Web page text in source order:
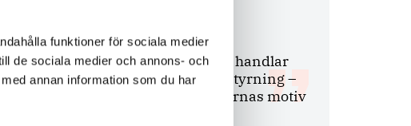
funktioner för sociala medier
de sociala medier och annons- och
annan information som du har
9 juli 2026
Slutreplik:Det handlar
om kunskapsstyrning –
inte om forskarnas motiv